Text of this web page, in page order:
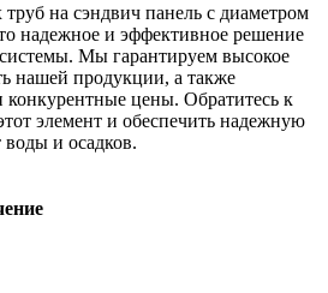
на сэндвич панель с диаметром
надежное и эффективное решение
Мы гарантируем высокое
нашей продукции, а также
конкурентные цены. Обратитесь к
элемент и обеспечить надежную
и осадков.